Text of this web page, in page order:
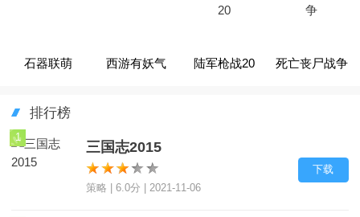
石器联萌 西游有妖气 陆军枪战20 死亡丧尸战争
排行榜
1
三国志2015
策略 | 6.0分 | 2021-11-06
下载